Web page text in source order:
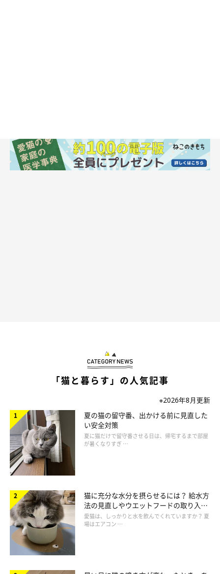
病気の範囲
問題行動の中には、猫の行動は正常でも、飼い主さんが一緒に暮
心の病気になりやすい猫
「猫と暮らす」の人気記事
※2026年8月更新
夏の猫の留守番、出かける前に見直した
い安全対策
夏に猫だけで留守番させる日は、帰宅するまで部屋
が暑くなりすぎ …
猫に充分な水分を摂らせるには？ 給水方
法の見直しやウエットフードの取り入れ
方を解説
愛猫は、しっかりと水を飲んでくれていますか？ 夏
場はエアコン …